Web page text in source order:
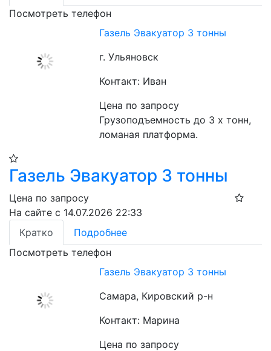
Посмотреть телефон
Газель Эвакуатор 3 тонны
г. Ульяновск
Контакт: Иван
Цена по запросу
Грузоподъемность до 3 х тонн,
ломаная платформа.
Газель Эвакуатор 3 тонны
Цена по запросу
На сайте с 14.07.2026 22:33
Кратко
Подробнее
Посмотреть телефон
Газель Эвакуатор 3 тонны
Самара, Кировский р-н
Контакт: Марина
Цена по запросу